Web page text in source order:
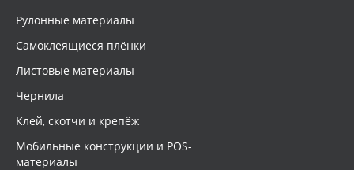
Рулонные материалы
Самоклеящиеся плёнки
Листовые материалы
Чернила
Клей, скотчи и крепёж
Мобильные конструкции и POS-
материалы